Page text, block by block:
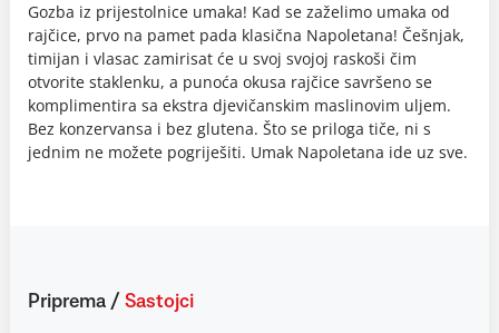
Gozba iz prijestolnice umaka! Kad se zaželimo umaka od
rajčice, prvo na pamet pada klasična Napoletana! Češnjak,
timijan i vlasac zamirisat će u svoj svojoj raskoši čim
otvorite staklenku, a punoća okusa rajčice savršeno se
komplimentira sa ekstra djevičanskim maslinovim uljem.
Bez konzervansa i bez glutena. Što se priloga tiče, ni s
jednim ne možete pogriješiti. Umak Napoletana ide uz sve.
Priprema / Sastojci